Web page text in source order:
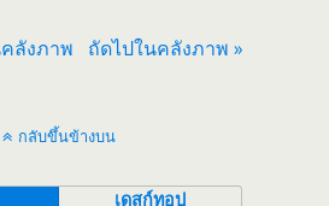
ลังภาพ ถัดไปในคลังภาพ »
กลับขึ้นข้างบน
เดสก์ทอป